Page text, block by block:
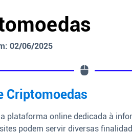
02/06/2025
Criptomoedas
plataforma online dedicada à
podem servir diversas